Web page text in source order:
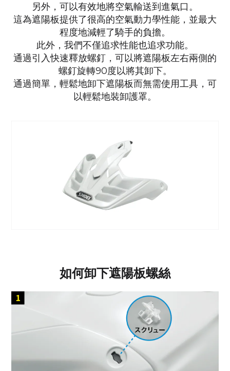
另外，可以有效地將空氣輸送到進氣口。
這為遮陽板提供了很高的空氣動力學性能，並最大
程度地減輕了騎手的負擔。
此外，我們不僅追求性能也追求功能。
通過引入快速釋放螺釘， 可以將遮陽板左右兩側的
螺釘旋轉90度以將其卸下。
通過簡單， 輕鬆地卸下遮陽板而無需使用工具，可
以輕鬆地裝卸護罩。
如何卸下遮陽板螺絲